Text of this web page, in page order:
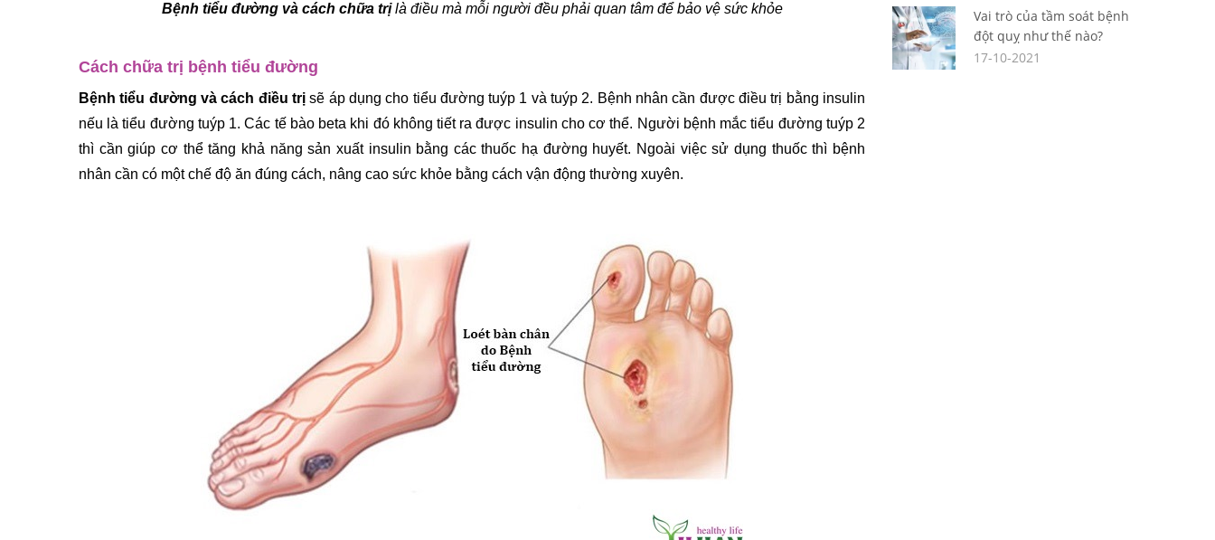
Bệnh tiểu đường và cách chữa trị là điều mà mỗi người đều phải quan tâm để bảo vệ sức khỏe
Cách chữa trị bệnh tiểu đường
Bệnh tiểu đường và cách điều trị sẽ áp dụng cho tiểu đường tuýp 1 và tuýp 2. Bệnh nhân cần được điều trị bằng insulin
nếu là tiểu đường tuýp 1. Các tế bào beta khi đó không tiết ra được insulin cho cơ thể. Người bệnh mắc tiểu đường tuýp 2
thì cần giúp cơ thể tăng khả năng sản xuất insulin bằng các thuốc hạ đường huyết. Ngoài việc sử dụng thuốc thì bệnh
nhân cần có một chế độ ăn đúng cách, nâng cao sức khỏe bằng cách vận động thường xuyên.
Vai trò của tầm soát bệnh
đột quỵ như thế nào?
17-10-2021